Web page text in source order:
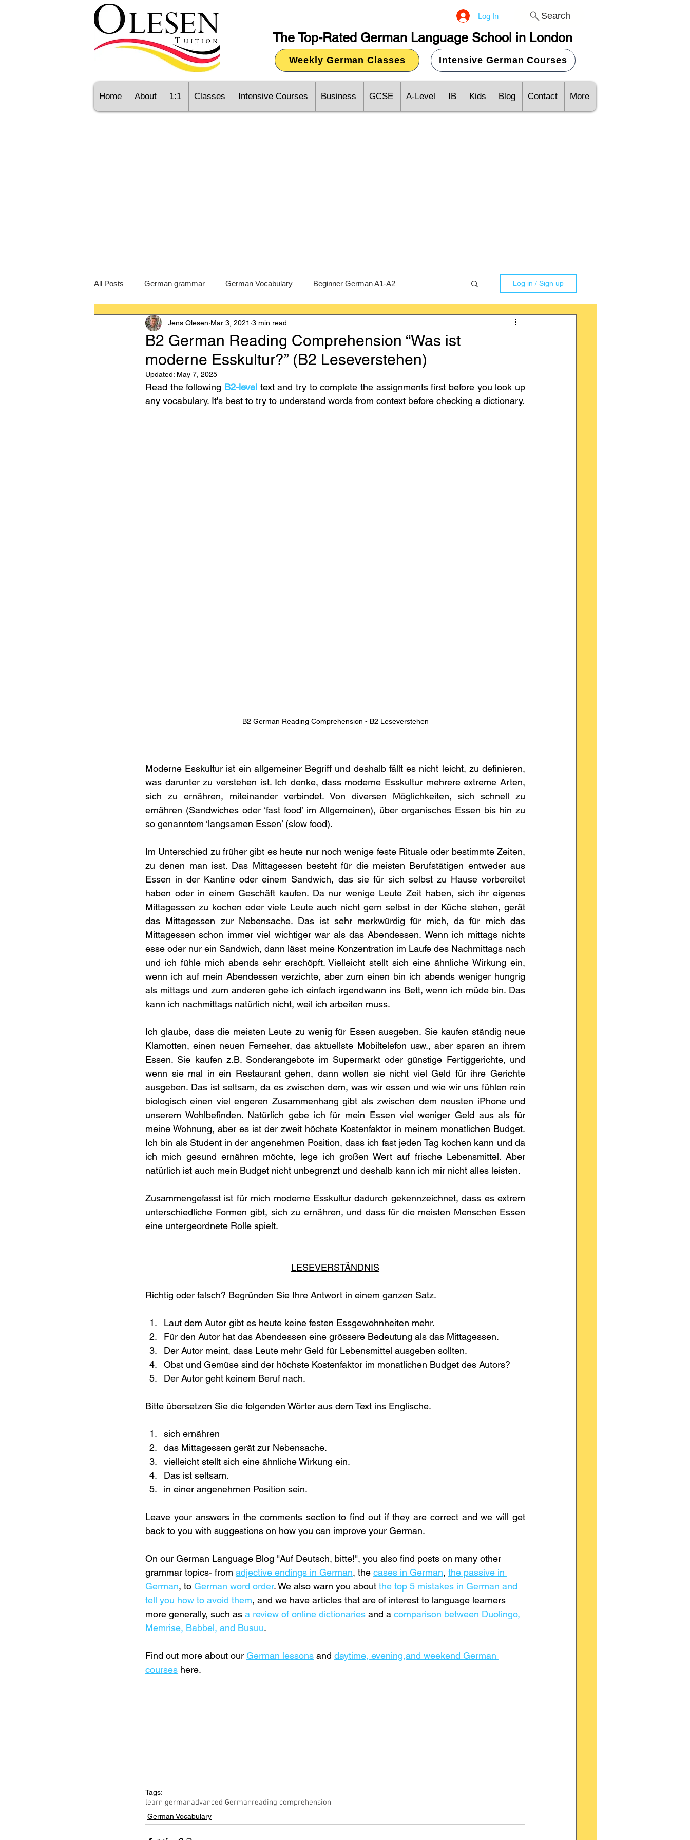
Log In Search
The Top-Rated German Language School in London
Weekly German Classes Intensive German Courses
Home About 1:1 Classes Intensive Courses Business GCSE A-Level IB Kids Blog Contact More
All Posts German grammar German Vocabulary Beginner German A1-A2
Language Learning GCSE German A-Level German
IB German German exam Intermediate German B1-B2 Advanced German C1-C2
Log in / Sign up
B2 German Reading Comprehension “Was ist
moderne Esskultur?” (B2 Leseverstehen)
Jens Olesen Mar 3, 2021 3 min read
Updated: May 7, 2025
Read the following B2-level text and try to complete the assignments first before you look up
any vocabulary. It's best to try to understand words from context before checking a dictionary.
B2 German Reading Comprehension - B2 Leseverstehen
Moderne Esskultur ist ein allgemeiner Begriff und deshalb fällt es nicht leicht, zu definieren,
was darunter zu verstehen ist. Ich denke, dass moderne Esskultur mehrere extreme Arten,
sich zu ernähren, miteinander verbindet. Von diversen Möglichkeiten, sich schnell zu
ernähren (Sandwiches oder ‘fast food’ im Allgemeinen), über organisches Essen bis hin zu
so genanntem ‘langsamen Essen’ (slow food).
Im Unterschied zu früher gibt es heute nur noch wenige feste Rituale oder bestimmte Zeiten,
zu denen man isst. Das Mittagessen besteht für die meisten Berufstätigen entweder aus
Essen in der Kantine oder einem Sandwich, das sie für sich selbst zu Hause vorbereitet
haben oder in einem Geschäft kaufen. Da nur wenige Leute Zeit haben, sich ihr eigenes
Mittagessen zu kochen oder viele Leute auch nicht gern selbst in der Küche stehen, gerät
das Mittagessen zur Nebensache. Das ist sehr merkwürdig für mich, da für mich das
Mittagessen schon immer viel wichtiger war als das Abendessen. Wenn ich mittags nichts
esse oder nur ein Sandwich, dann lässt meine Konzentration im Laufe des Nachmittags nach
und ich fühle mich abends sehr erschöpft. Vielleicht stellt sich eine ähnliche Wirkung ein,
wenn ich auf mein Abendessen verzichte, aber zum einen bin ich abends weniger hungrig
als mittags und zum anderen gehe ich einfach irgendwann ins Bett, wenn ich müde bin. Das
kann ich nachmittags natürlich nicht, weil ich arbeiten muss.
Ich glaube, dass die meisten Leute zu wenig für Essen ausgeben. Sie kaufen ständig neue
Klamotten, einen neuen Fernseher, das aktuellste Mobiltelefon usw., aber sparen an ihrem
Essen. Sie kaufen z.B. Sonderangebote im Supermarkt oder günstige Fertiggerichte, und
wenn sie mal in ein Restaurant gehen, dann wollen sie nicht viel Geld für ihre Gerichte
ausgeben. Das ist seltsam, da es zwischen dem, was wir essen und wie wir uns fühlen rein
biologisch einen viel engeren Zusammenhang gibt als zwischen dem neusten iPhone und
unserem Wohlbefinden. Natürlich gebe ich für mein Essen viel weniger Geld aus als für
meine Wohnung, aber es ist der zweit höchste Kostenfaktor in meinem monatlichen Budget.
Ich bin als Student in der angenehmen Position, dass ich fast jeden Tag kochen kann und da
ich mich gesund ernähren möchte, lege ich großen Wert auf frische Lebensmittel. Aber
natürlich ist auch mein Budget nicht unbegrenzt und deshalb kann ich mir nicht alles leisten.
Zusammengefasst ist für mich moderne Esskultur dadurch gekennzeichnet, dass es extrem
unterschiedliche Formen gibt, sich zu ernähren, und dass für die meisten Menschen Essen
eine untergeordnete Rolle spielt.
LESEVERSTÄNDNIS
Richtig oder falsch? Begründen Sie Ihre Antwort in einem ganzen Satz.
Laut dem Autor gibt es heute keine festen Essgewohnheiten mehr.
Für den Autor hat das Abendessen eine grössere Bedeutung als das Mittagessen.
Der Autor meint, dass Leute mehr Geld für Lebensmittel ausgeben sollten.
Obst und Gemüse sind der höchste Kostenfaktor im monatlichen Budget des Autors?
Der Autor geht keinem Beruf nach.
Bitte übersetzen Sie die folgenden Wörter aus dem Text ins Englische.
sich ernähren
das Mittagessen gerät zur Nebensache.
vielleicht stellt sich eine ähnliche Wirkung ein.
Das ist seltsam.
in einer angenehmen Position sein.
Leave your answers in the comments section to find out if they are correct and we will get
back to you with suggestions on how you can improve your German.
On our German Language Blog "Auf Deutsch, bitte!", you also find posts on many other
grammar topics- from adjective endings in German, the cases in German, the passive in
German, to German word order. We also warn you about the top 5 mistakes in German and
tell you how to avoid them, and we have articles that are of interest to language learners
more generally, such as a review of online dictionaries and a comparison between Duolingo,
Memrise, Babbel, and Busuu.
Find out more about our German lessons and daytime, evening,and weekend German
courses here.
Tags:
learn germanadvanced Germanreading comprehension
German Vocabulary